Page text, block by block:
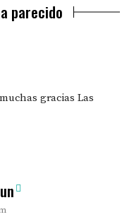
parecido
gracias Las